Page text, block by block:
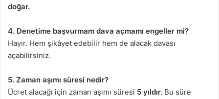
doğar.
4. Denetime başvurmam dava açmamı engeller mi?
Hayır. Hem şikâyet edebilir hem de alacak davası
açabilirsiniz.
5. Zaman aşımı süresi nedir?
Ücret alacağı için zaman aşımı süresi 5 yıldır. Bu süre